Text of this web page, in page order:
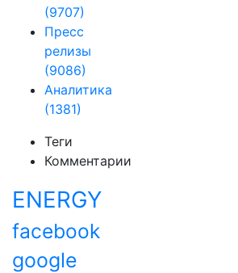
(9707)
Пресс
релизы
(9086)
Аналитика
(1381)
Теги
Комментарии
ENERGY
facebook
google